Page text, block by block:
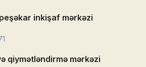
inkişaf mərkəzi
qiymətləndirmə mərkəzi